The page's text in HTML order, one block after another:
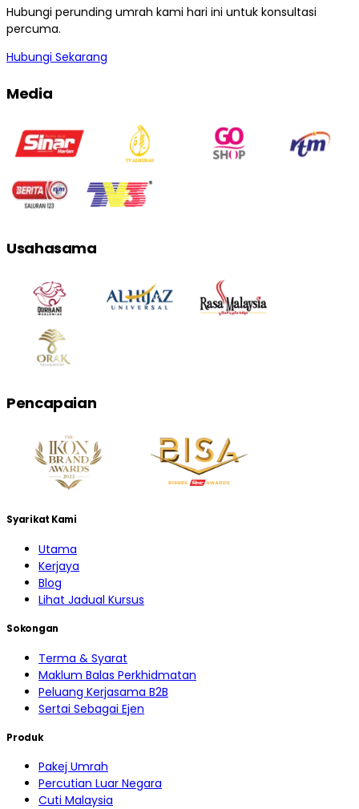
Hubungi perunding umrah kami hari ini untuk konsultasi
percuma.
Hubungi Sekarang
Media
Usahasama
Pencapaian
Syarikat Kami
Utama
Kerjaya
Blog
Lihat Jadual Kursus
Sokongan
Terma & Syarat
Maklum Balas Perkhidmatan
Peluang Kerjasama B2B
Sertai Sebagai Ejen
Produk
Pakej Umrah
Percutian Luar Negara
Cuti Malaysia